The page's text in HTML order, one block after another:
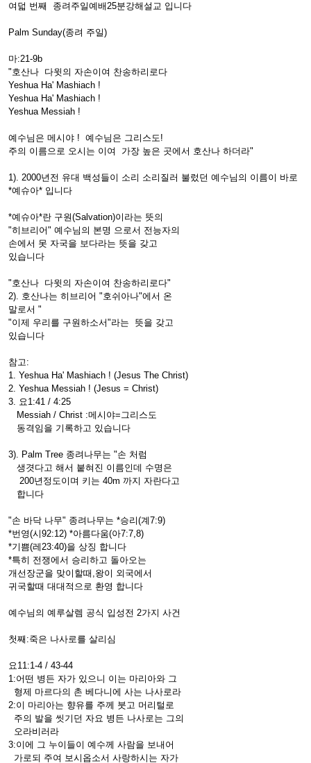
여덟 번째 종려주일예배25분강해설교 입니다
Palm Sunday(종려 주일)
마:21-9b
"호산나 다윗의 자손이여 찬송하리로다
Yeshua Ha' Mashiach !
Yeshua Ha' Mashiach !
Yeshua Messiah !
예수님은 메시야 ! 예수님은 그리스도!
주의 이름으로 오시는 이여 가장 높은 곳에서 호산나 하더라"
1). 2000년전 유대 백성들이 소리 소리질러 불렀던 예수님의 이름이 바로
*예슈아* 입니다
*예슈아*란 구원(Salvation)이라는 뜻의
"히브리어" 예수님의 본명 으로서 전능자의
손에서 못 자국을 보다라는 뜻을 갖고
있습니다
"호산나 다윗의 자손이여 찬송하리로다"
2). 호산나는 히브리어 "호쉬아나"에서 온
말로서 "
"이제 우리를 구원하소서"라는 뜻을 갖고
있습니다
참고:
1. Yeshua Ha' Mashiach ! (Jesus The Christ)
2. Yeshua Messiah ! (Jesus = Christ)
3. 요1:41 / 4:25
Messiah / Christ :메시야=그리스도
동격임을 기록하고 있습니다
3). Palm Tree 종려나무는 "손 처럼
생겻다고 해서 붙혀진 이름인데 수명은
200년정도이며 키는 40m 까지 자란다고
합니다
"손 바닥 나무" 종려나무는 *승리(계7:9)
*번영(시92:12) *아름다움(아7:7,8)
*기쁨(레23:40)을 상징 합니다
*특히 전쟁에서 승리하고 돌아오는
개선장군을 맞이할때,왕이 외국에서
귀국할때 대대적으로 환영 합니다
예수님의 예루살렘 공식 입성전 2가지 사건
첫째:죽은 나사로를 살리심
요11:1-4 / 43-44
1:어떤 병든 자가 있으니 이는 마리아와 그
형제 마르다의 촌 베다니에 사는 나사로라
2:이 마리아는 향유를 주께 붓고 머리털로
주의 발을 씻기던 자요 병든 나사로는 그의
오라비러라
3:이에 그 누이들이 예수께 사람을 보내어
가로되 주여 보시옵소서 사랑하시는 자가